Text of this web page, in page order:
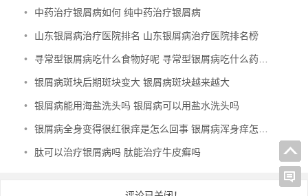
• 中药治疗银屑病如何 纯中药治疗银屑病
• 山东银屑病治疗医院排名 山东银屑病治疗医院排名榜
• 寻常型银屑病吃什么食物好呢 寻常型银屑病吃什么药效果好
• 银屑病斑块后期斑块变大 银屑病斑块越来越大
• 银屑病能用海盐洗头吗 银屑病可以用盐水洗头吗
• 银屑病全身变得很红很痒是怎么回事 银屑病浑身痒怎么办
• 肽可以治疗银屑病吗 肽能治疗牛皮癣吗